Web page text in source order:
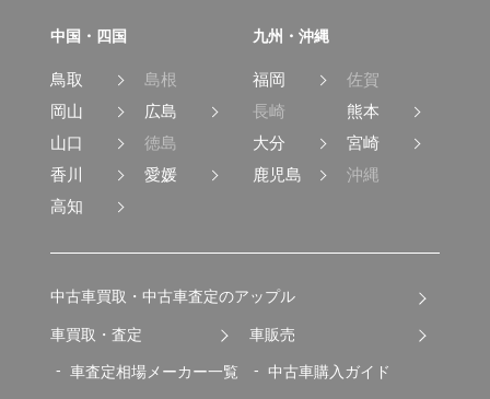
中国・四国
鳥取
島根
岡山
広島
山口
徳島
香川
愛媛
高知
九州・沖縄
福岡
佐賀
長崎
熊本
大分
宮崎
鹿児島
沖縄
中古車買取・中古車査定のアップル
車買取・査定
車査定相場メーカー一覧
車販売
中古車購入ガイド